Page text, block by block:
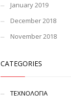
January 2019
December 2018
November 2018
CATEGORIES
ΤΕΧΝΟΛΟΓΙΑ